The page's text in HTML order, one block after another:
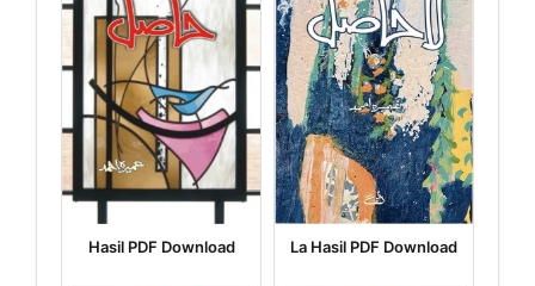
Hasil PDF Download La Hasil PDF Download